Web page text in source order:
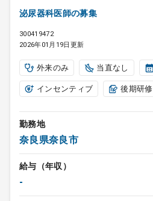
泌尿器科医師の募集
300419472
2026年01月19日更新
外来のみ 当直なし
インセンティブ 後期研修
勤務地
奈良県奈良市
給与（年収）
-